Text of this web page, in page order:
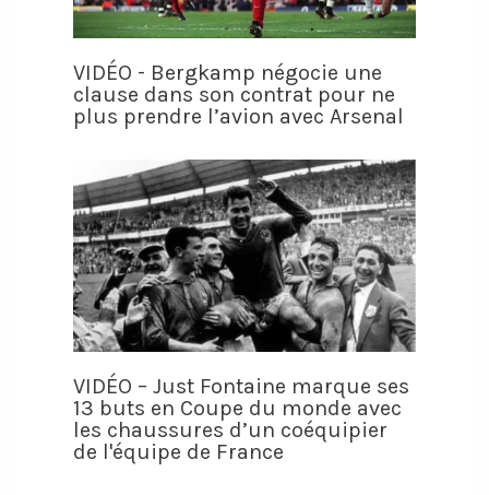
VIDÉO - Bergkamp négocie une
clause dans son contrat pour ne
plus prendre l’avion avec Arsenal
VIDÉO – Just Fontaine marque ses
13 buts en Coupe du monde avec
les chaussures d’un coéquipier
de l'équipe de France